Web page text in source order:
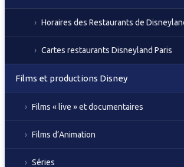
Horaires des Restaurants de
Cartes restaurants Disneyland Paris
Films et productions Disney
Films « live » et documentaires
Films d’Animation
Séries